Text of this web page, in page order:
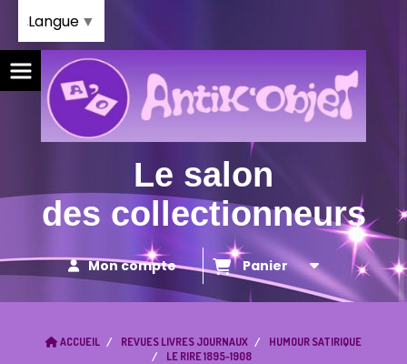
Le salon
des collectionneurs
Mon compte Panier
ACCUEIL REVUES LIVRES JOURNAUX
HUMOUR SATIRIQUE
LE RIRE 1895-1908
Langue ▼